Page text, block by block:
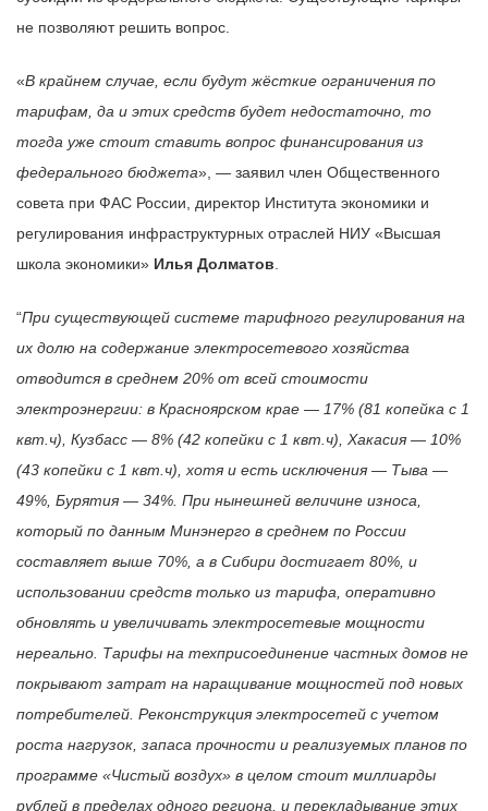
не позволяют решить вопрос.
«В крайнем случае, если будут жёсткие ограничения по
тарифам, да и этих средств будет недостаточно, то
тогда уже стоит ставить вопрос финансирования из
федерального бюджета», — заявил член Общественного
совета при ФАС России, директор Института экономики и
регулирования инфраструктурных отраслей НИУ «Высшая
школа экономики» Илья Долматов
“При существующей системе тарифного регулирования на
их долю на содержание электросетевого хозяйства
отводится в среднем 20% от всей стоимости
электроэнергии: в Красноярском крае — 17% (81 копейка с 1
квт.ч), Кузбасс — 8% (42 копейки с 1 квт.ч), Хакасия — 10%
(43 копейки с 1 квт.ч), хотя и есть исключения — Тыва —
49%, Бурятия — 34%. При нынешней величине износа,
который по данным Минэнерго в среднем по России
составляет выше 70%, а в Сибири достигает 80%, и
использовании средств только из тарифа, оперативно
обновлять и увеличивать электросетевые мощности
нереально. Тарифы на техприсоединение частных домов не
покрывают затрат на наращивание мощностей под новых
потребителей. Реконструкция электросетей с учетом
роста нагрузок, запаса прочности и реализуемых планов по
программе «Чистый воздух» в целом стоит миллиарды
рублей в пределах одного региона, и перекладывание этих